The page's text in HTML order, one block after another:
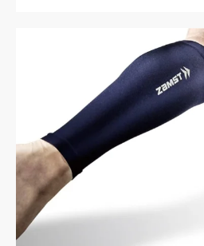
UVカット率やSPF値、PA値を必
主に紫外線B波、PA値は主に紫
SPF30〜50以上、PA+++値（+が
目安に選んでみてください。 コンプレッション機能が搭載
されたスポーツ向けアイテムを選ぶ アームカバーを選ぶ際
は、コンプレッション（着圧）機
ンドのアイテムがおすすめです。 筆者も当初は防寒のため
だけに使用していたので、スポ
バーを着用していました。しかし
コンプレッション搭載のアイテム
復）効果を高めてくれるのもカ
す。前者が筋肉痛の原因ですが
するには、「筋疲労物質を流れや
や栄養を送り届ける」必要があります。 このとき
るのが血流です。とくに第二の心
ぎのポンプ機能は、リカバリーの
フスリーブの着圧機能は、この
血流を促進。筋繊維の回復をサ
いリカバリー効果が期待できます。 スポーツやアウトドア
だけでなく、日常シーンでも活躍 カーフスリーブはスポー
ツやアウトドアシーンで使用する
ではなく“あると便利”な物を取り上げて
ン完走がグッと近づくアイテム
ッズと具体的な商品をご紹介します。 ランニングウ
ランニングウォッチは単に時間
ず、あらゆる機能でランナーをサポート
載されたランニングウォッチは
リアルタイムで確認できます。
リンが放出されるため序盤からハ
に失速してしまいがちです。 ランニングウォッチを活用す